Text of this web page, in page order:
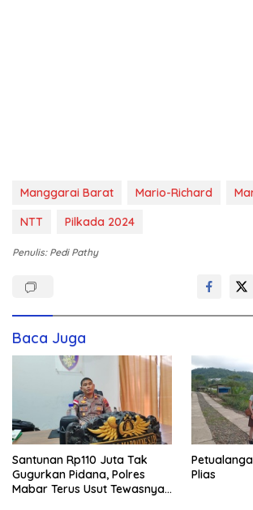
Manggarai Barat Mario-Richard
NTT
Pilkada 2024
Penulis: Pedi Pathy
Baca Juga
Santunan Rp110 Juta Tak
Gugurkan Pidana, Polres
Mabar Terus Usut Tewasnya
Plias